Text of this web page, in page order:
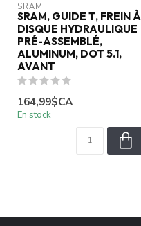
SRAM
SRAM, GUIDE T, FREIN À
DISQUE HYDRAULIQUE
PRÉ-ASSEMBLÉ,
ALUMINUM, DOT 5.1,
AVANT
164,99$CA
En stock